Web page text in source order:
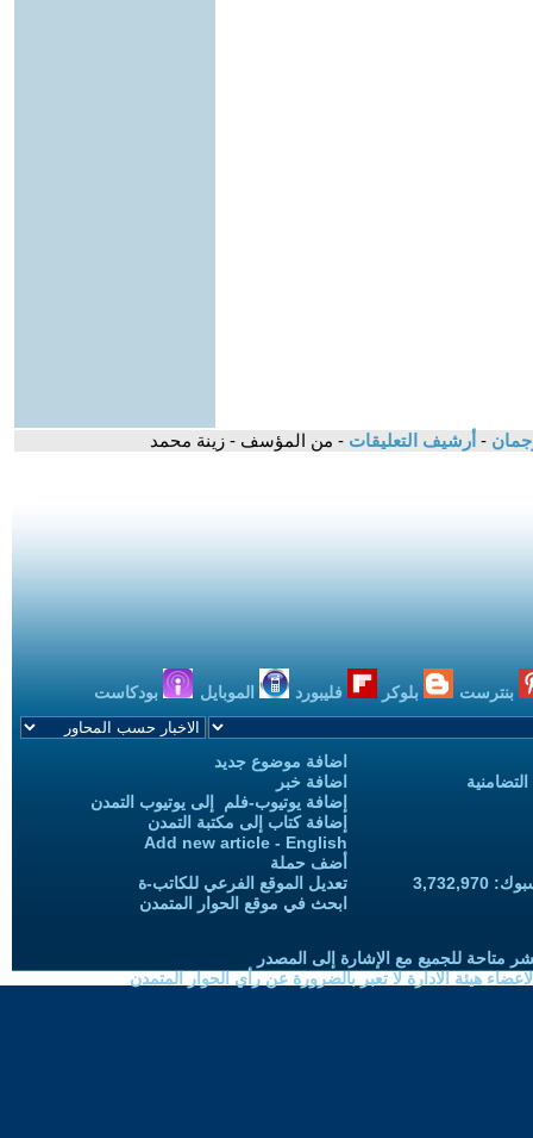
- أرشيف التعليقات - من المؤسف - زينة محمد
بنترست بلوكر فليبورد الموبايل بودكاست
اضافة موضوع جديد
اضافة خبر
إضافة يوتيوب-فلم إلى يوتيوب التمدن
إضافة كتاب إلى مكتبة التمدن
Add new article - English
أضف حملة
تعديل الموقع الفرعي للكاتب-ة
ابحث في موقع الحوار المتمدن
متاحة للجميع مع الإشارة إلى المصدر
هيئة الادارة لا تعبر بالضرورة عن رأي الحوار المتمدن